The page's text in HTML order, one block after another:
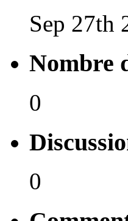
Sep 27th
Nombre
0
0